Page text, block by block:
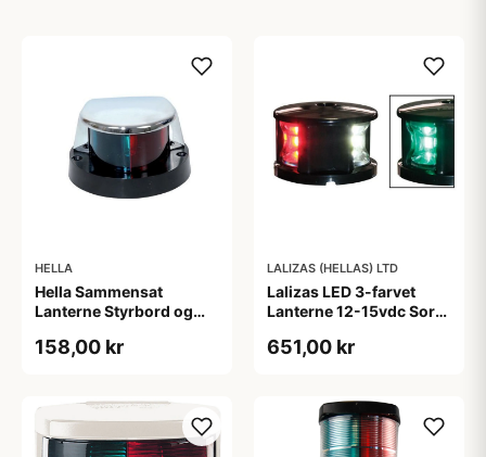
HELLA
Hella Sammensat
Lanterne Styrbord og
158,00 kr
LALIZAS (HELLAS) LTD
Lalizas LED 3-farvet
Lanterne 12-15vdc Sort
651,00 kr